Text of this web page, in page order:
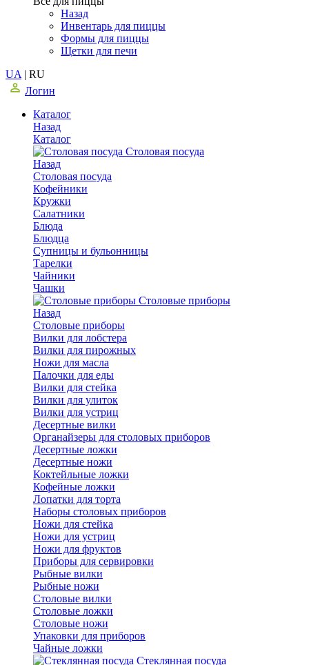
Назад
Инвентарь для пиццы
Формы для пиццы
Щетки для печи
UA | RU
Логин
Каталог
Назад
Каталог
Столовая посуда
Назад
Столовая посуда
Кофейники
Кружки
Салатники
Блюда
Блюдца
Супницы и бульонницы
Тарелки
Чайники
Чашки
Cтоловые приборы
Назад
Cтоловые приборы
Вилки для лобстера
Вилки для пирожных
Ножи для масла
Палочки для еды
Вилки для стейка
Вилки для улиток
Вилки для устриц
Десертные вилки
Органайзеры для столовых приборов
Десертные ложки
Десертные ножи
Коктейльные ложки
Кофейные ложки
Лопатки для торта
Наборы столовых приборов
Ножи для стейка
Ножи для устриц
Ножи для фруктов
Приборы для сервировки
Рыбные вилки
Рыбные ножи
Столовые вилки
Столовые ложки
Столовые ножи
Упаковки для приборов
Чайные ложки
Стеклянная посуда